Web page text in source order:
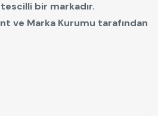
bir markadır.
ve Marka Kurumu tarafından